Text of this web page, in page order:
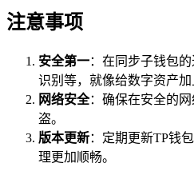
注意事项
安全第一：在同步子钱包
识别等，就像给数字资产
网络安全：确保在安全的
盗。
版本更新：定期更新TP钱
理更加顺畅。